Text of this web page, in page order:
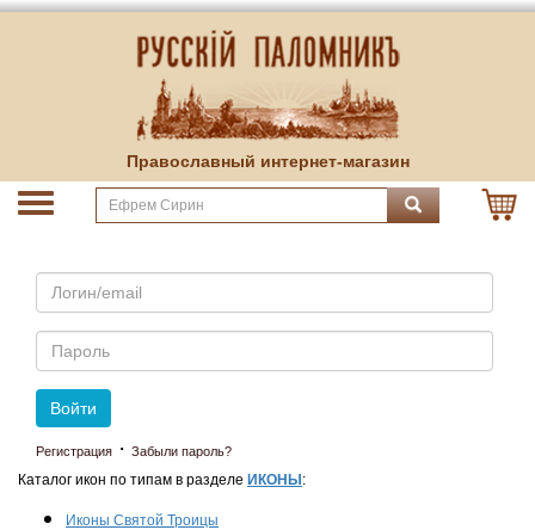
Православный интернет-магазин
Email
Пароль
Войти
Регистрация · Забыли пароль?
Каталог икон по типам в разделе ИКОНЫ :
Иконы Святой Троицы